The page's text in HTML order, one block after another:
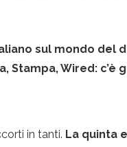
sul mondo del
Stampa, Wired: c’è
in tanti. La quinta